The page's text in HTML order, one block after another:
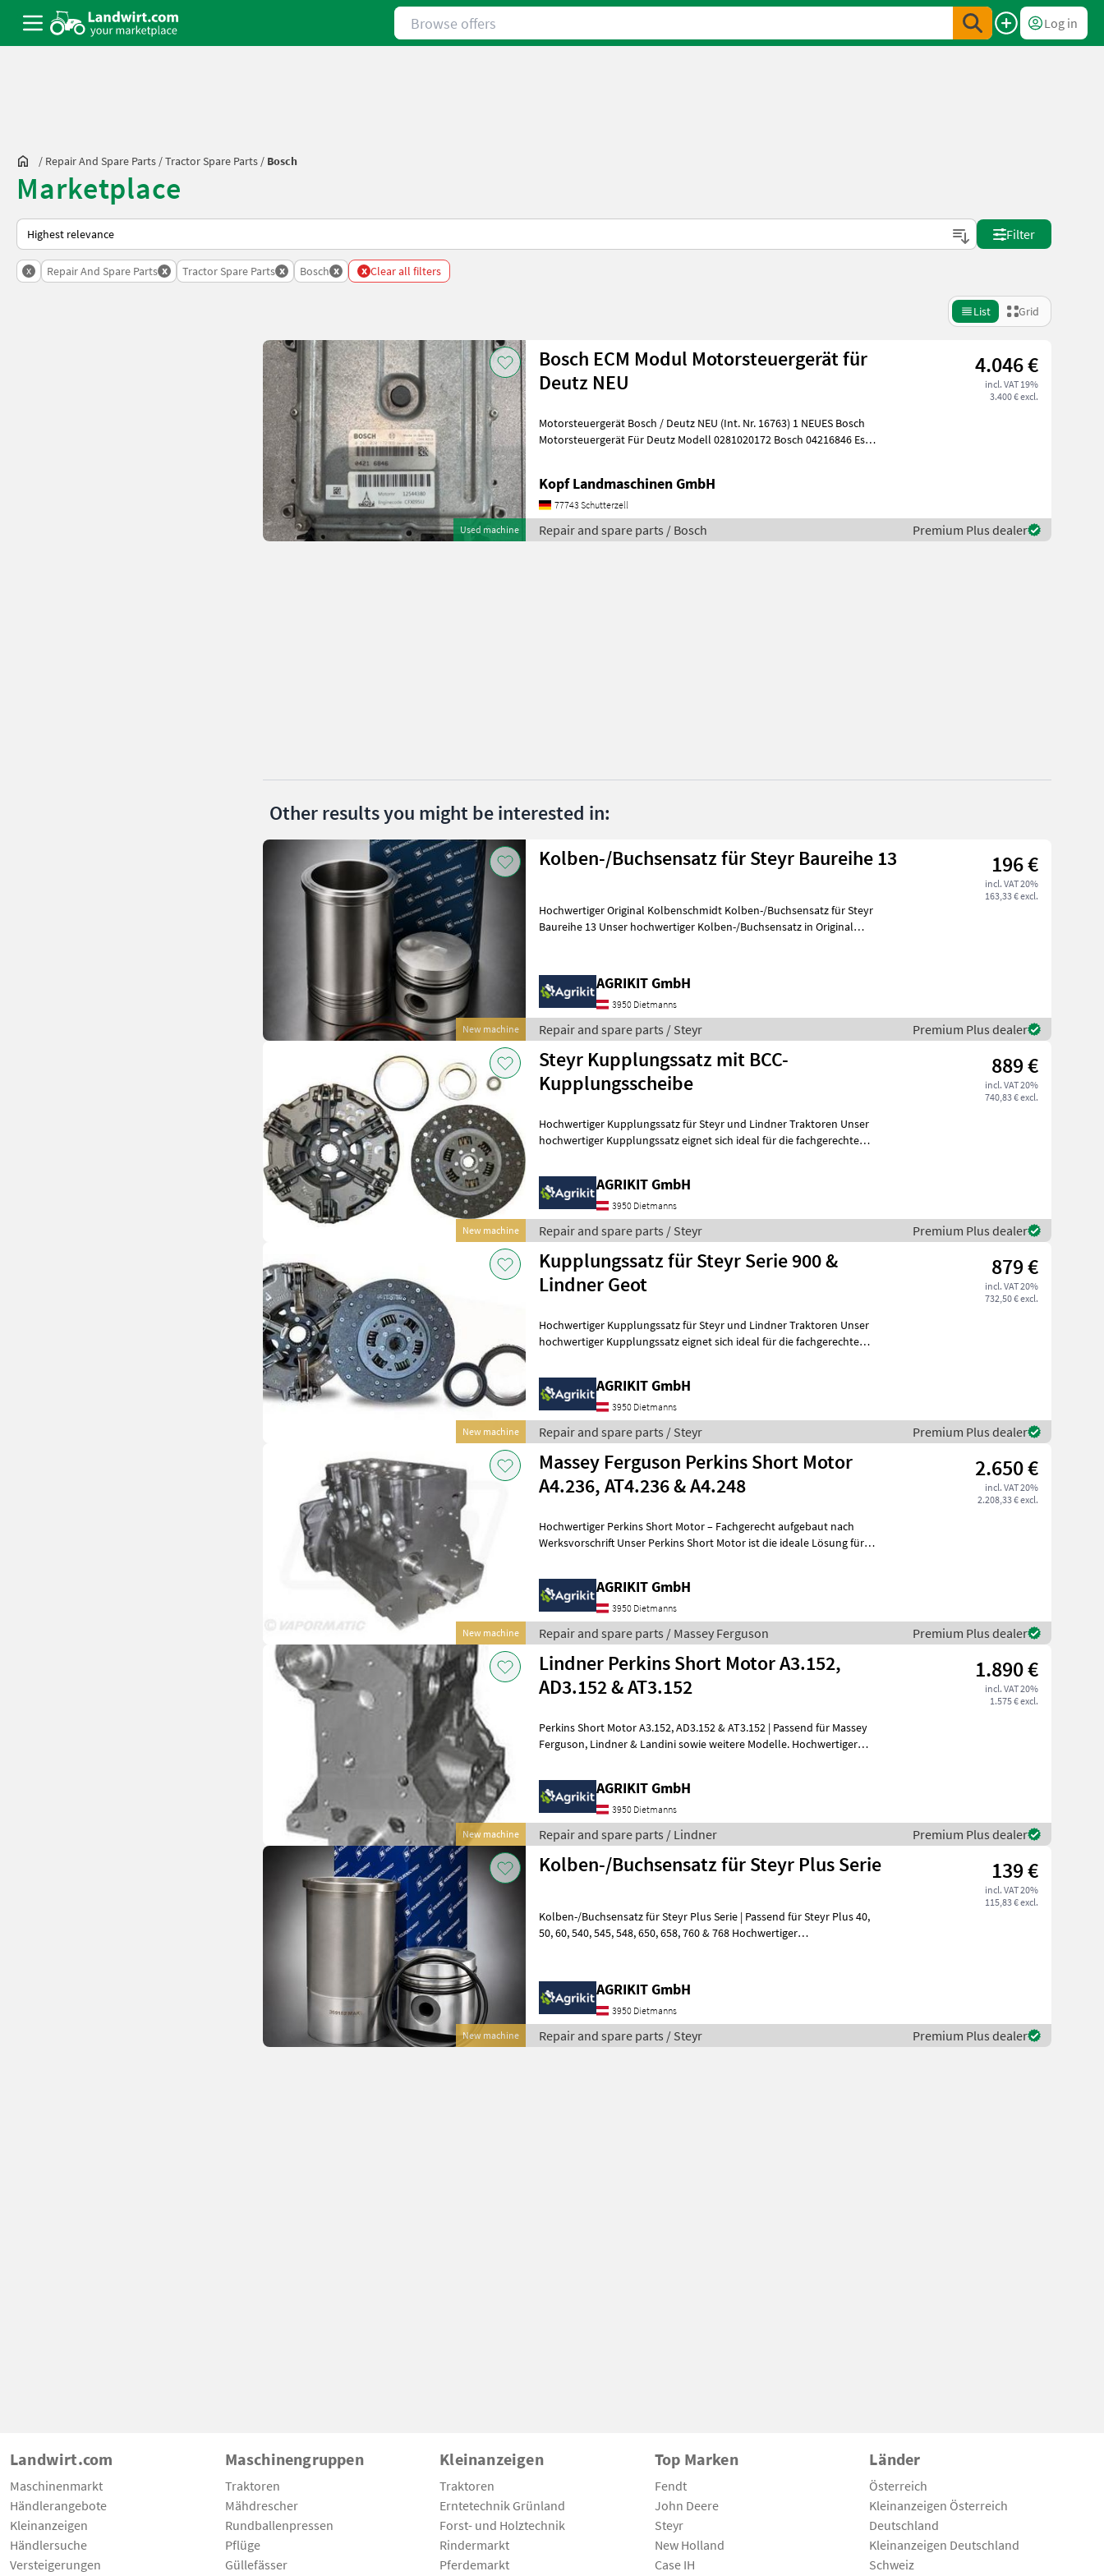
Browse offers
Log in
/ Repair And Spare Parts /Tractor Spare Parts / Bosch
Marketplace
This is how sorting works on Landwirt.com
Filter
x Repair And Spare Parts x Tractor Spare Parts x Bosch x x Clear all filters
List Grid
Used machine
Bosch ECM Modul Motorsteuergerät für
Deutz NEU
4.046 €
incl. VAT 19%
3.400 € excl.
Motorsteuergerät Bosch / Deutz NEU (Int. Nr. 16763) 1 NEUES Bosch
Motorsteuergerät Für Deutz Modell 0281020172 Bosch 04216846 Es
Kopf Landmaschinen GmbH
77743 Schutterzell
Repair and spare parts / Bosch Premium Plus dealer
Other results you might be interested in:
New machine
Kolben-/Buchsensatz für Steyr Baureihe 13 196 €
incl. VAT 20%
163,33 € excl.
Hochwertiger Original Kolbenschmidt Kolben-/Buchsensatz für Steyr
Baureihe 13 Unser hochwertiger Kolben-/Buchsensatz in Original
AGRIKIT GmbH
3950 Dietmanns
Repair and spare parts / Steyr Premium Plus dealer
New machine
Steyr Kupplungssatz mit BCC-
Kupplungsscheibe
889 €
incl. VAT 20%
740,83 € excl.
Hochwertiger Kupplungssatz für Steyr und Lindner Traktoren Unser
hochwertiger Kupplungssatz eignet sich ideal für die fachgerechte
AGRIKIT GmbH
3950 Dietmanns
Repair and spare parts / Steyr Premium Plus dealer
New machine
Kupplungssatz für Steyr Serie 900 &
Lindner Geot
879 €
incl. VAT 20%
732,50 € excl.
Hochwertiger Kupplungssatz für Steyr und Lindner Traktoren Unser
hochwertiger Kupplungssatz eignet sich ideal für die fachgerechte
AGRIKIT GmbH
3950 Dietmanns
Repair and spare parts / Steyr Premium Plus dealer
New machine
Massey Ferguson Perkins Short Motor
A4.236, AT4.236 & A4.248
2.650 €
incl. VAT 20%
2.208,33 € excl.
Hochwertiger Perkins Short Motor – Fachgerecht aufgebaut nach
Werksvorschrift Unser Perkins Short Motor ist die ideale Lösung für
AGRIKIT GmbH
3950 Dietmanns
Repair and spare parts / Massey Ferguson Premium Plus dealer
New machine
Lindner Perkins Short Motor A3.152,
AD3.152 & AT3.152
1.890 €
incl. VAT 20%
1.575 € excl.
Perkins Short Motor A3.152, AD3.152 & AT3.152 | Passend für Massey
Ferguson, Lindner & Landini sowie weitere Modelle. Hochwertiger
AGRIKIT GmbH
3950 Dietmanns
Repair and spare parts / Lindner Premium Plus dealer
New machine
Kolben-/Buchsensatz für Steyr Plus Serie 139 €
incl. VAT 20%
115,83 € excl.
Kolben-/Buchsensatz für Steyr Plus Serie | Passend für Steyr Plus 40,
50, 60, 540, 545, 548, 650, 658, 760 & 768 Hochwertiger
AGRIKIT GmbH
3950 Dietmanns
Repair and spare parts / Steyr Premium Plus dealer
Landwirt.com
Maschinenmarkt
Händlerangebote
Kleinanzeigen
Händlersuche
Versteigerungen
Maschinengruppen
Traktoren
Mähdrescher
Rundballenpressen
Pflüge
Güllefässer
Kleinanzeigen
Traktoren
Erntetechnik Grünland
Forst- und Holztechnik
Rindermarkt
Pferdemarkt
Top Marken
Fendt
John Deere
Steyr
New Holland
Case IH
Länder
Österreich
Kleinanzeigen Österreich
Deutschland
Kleinanzeigen Deutschland
Schweiz